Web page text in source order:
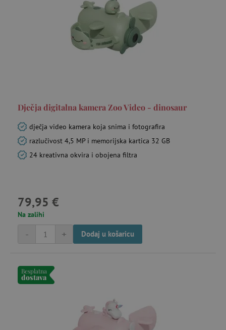
Dječja digitalna kamera Zoo Video - dinosaur
dječja video kamera koja snima i fotografira
razlučivost 4,5 MP i memorijska kartica 32 GB
24 kreativna okvira i obojena filtra
79,95 €
Na zalihi
+
- Dodaj u košaricu
Besplatna
dostava